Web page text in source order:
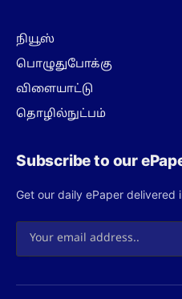
நியூஸ்
பொழுதுபோக்கு
விளையாட்டு
தொழில்நுட்பம்
Subscribe to our
Get our daily ePaper delivered